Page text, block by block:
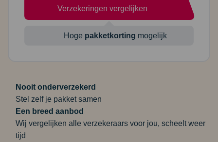
Verzekeringen vergelijken
Hoge pakketkorting mogelijk
Nooit onderverzekerd
Stel zelf je pakket samen
Een breed aanbod
Wij vergelijken alle verzekeraars voor jou, scheelt weer
tijd